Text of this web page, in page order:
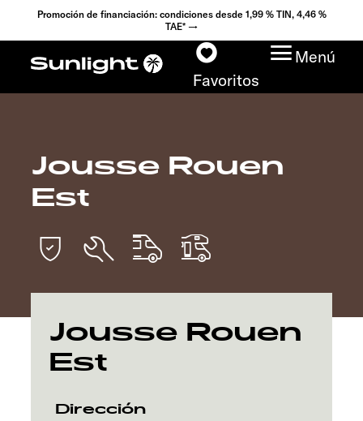
Promoción de financiación: condiciones desde 1,99 % TIN, 4,46 %
TAE* →
Favoritos
Menú
Modelos
Configurador
Encuentra tu Sunlight
Búsqueda de
concesionarios
Descubrir
Servicio
Jousse Rouen
Est
Jousse Rouen
Est
Dirección